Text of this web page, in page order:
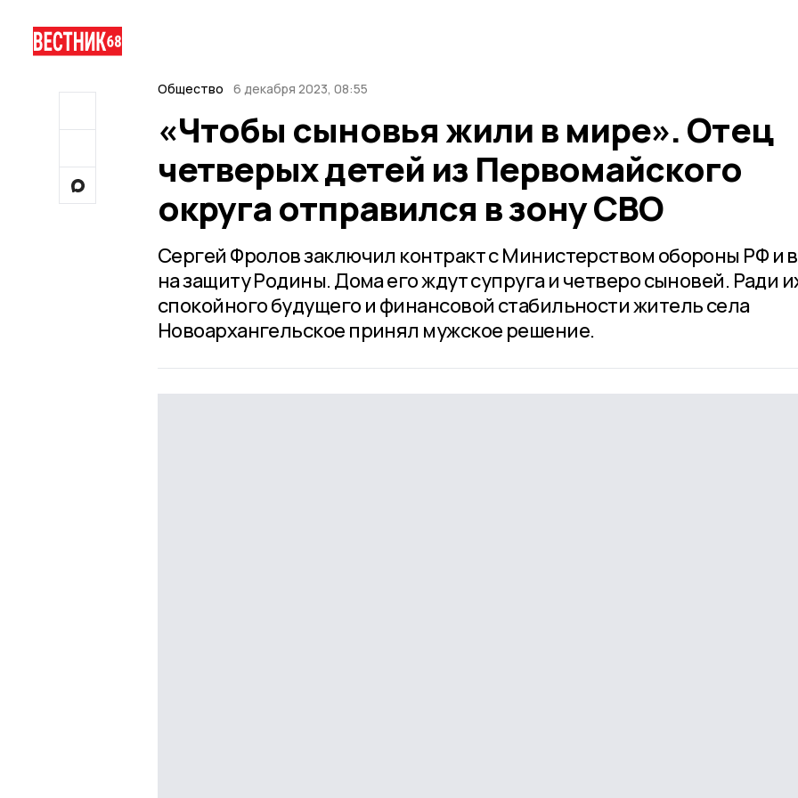
Общество 6 декабря 2023, 08:55
«Чтобы сыновья жили в мире». Отец
четверых детей из Первомайского
округа отправился в зону СВО
Сергей Фролов заключил контракт с Министерством обороны РФ и
на защиту Родины. Дома его ждут супруга и четверо сыновей. Ради
спокойного будущего и финансовой стабильности житель села
Новоархангельское принял мужское решение.